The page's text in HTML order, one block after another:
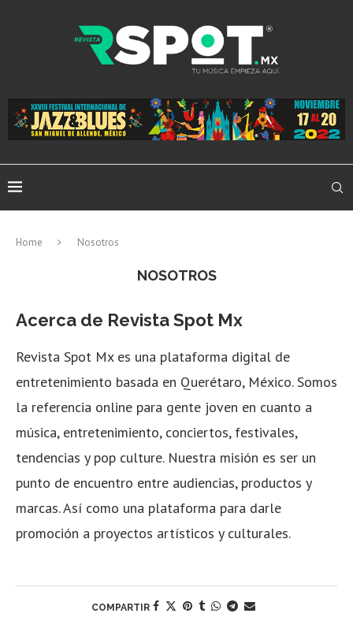
Home Nosotros
NOSOTROS
Acerca de Revista Spot Mx
Revista Spot Mx es una plataforma digital de
entretenimiento basada en Querétaro, México. Somos
la referencia online para gente joven en cuanto a
música, entretenimiento, conciertos, festivales,
tendencias y pop culture. Nuestra misión es ser un
punto de encuentro entre audiencias, productos y
marcas. Así como una plataforma para darle
promoción a proyectos artísticos y culturales.
COMPARTIR